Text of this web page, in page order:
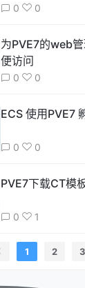
0 0
为PVE7的web
便访问
0 0
ECS 使用PVE7
0 0
PVE7下载CT模
0 1
1 2 3